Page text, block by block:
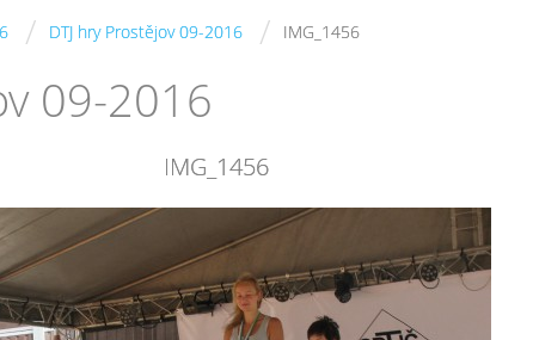
/ DTJ hry Prostějov 09-2016 / IMG_1456
09-2016
IMG_1456